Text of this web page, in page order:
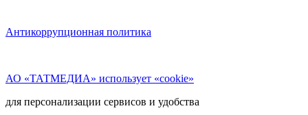
Антикоррупционная политика
АО «ТАТМЕДИА» использует «cookie»
для персонализации сервисов и удобства